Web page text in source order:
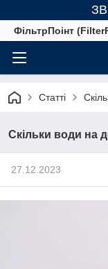
ФільтрПоінт
Статті
Скільки води на
27.12.2023